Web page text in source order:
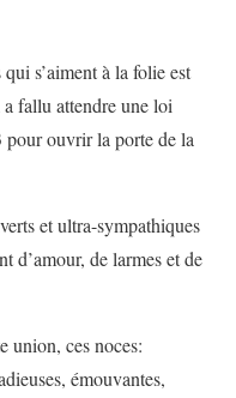
s’aiment à la folie est
fallu attendre une loi
pour ouvrir la porte de la
et ultra-sympathiques
d’amour, de larmes et de
union, ces noces:
émouvantes,